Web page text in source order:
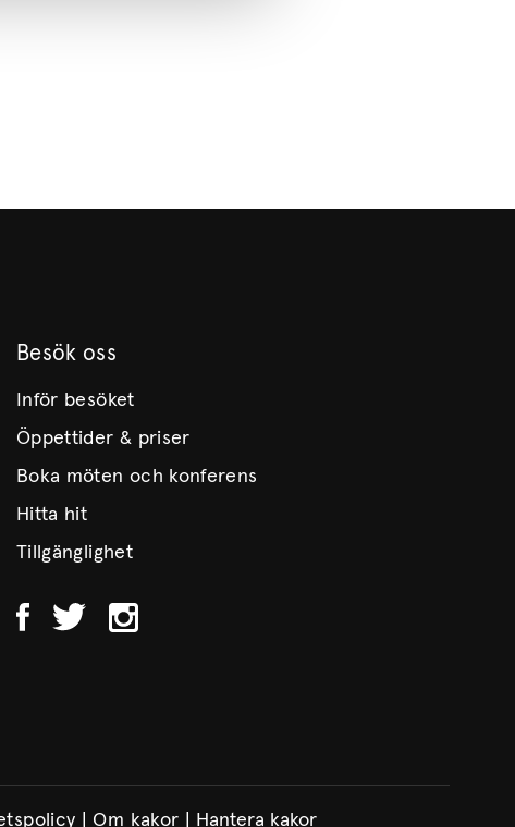
Besök oss
Inför besöket
Öppettider & priser
Boka möten och konferens
Hitta hit
Tillgänglighet
Om kakor Hantera kakor